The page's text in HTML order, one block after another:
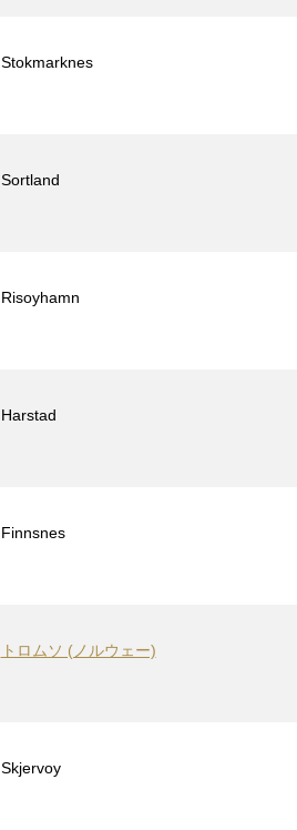
Stokmarknes
Sortland
Risoyhamn
Harstad
Finnsnes
トロムソ (ノルウェー)
Skjervoy